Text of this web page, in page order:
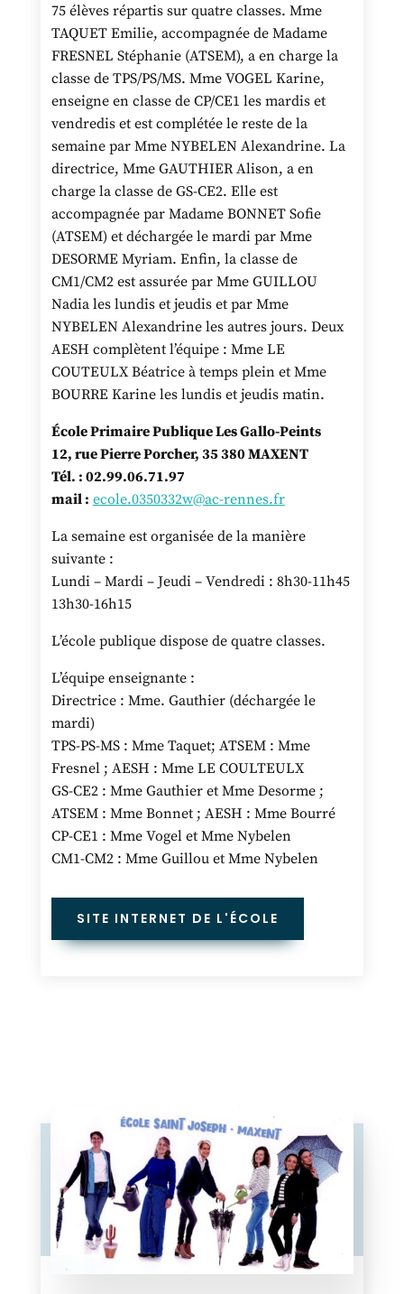
75 élèves répartis sur quatre classes. Mme
TAQUET Emilie, accompagnée de Madame
FRESNEL Stéphanie (ATSEM), a en charge la
classe de TPS/PS/MS. Mme VOGEL Karine,
enseigne en classe de CP/CE1 les mardis et
vendredis et est complétée le reste de la
semaine par Mme NYBELEN Alexandrine. La
directrice, Mme GAUTHIER Alison, a en
charge la classe de GS-CE2. Elle est
accompagnée par Madame BONNET Sofie
(ATSEM) et déchargée le mardi par Mme
DESORME Myriam. Enfin, la classe de
CM1/CM2 est assurée par Mme GUILLOU
Nadia les lundis et jeudis et par Mme
NYBELEN Alexandrine les autres jours. Deux
AESH complètent l’équipe : Mme LE
COUTEULX Béatrice à temps plein et Mme
BOURRE Karine les lundis et jeudis matin.
École Primaire Publique Les Gallo-Peints
12, rue Pierre Porcher, 35 380 MAXENT
Tél. : 02.99.06.71.97
mail : ecole.0350332w@ac-rennes.fr
La semaine est organisée de la manière
suivante :
Lundi – Mardi – Jeudi – Vendredi : 8h30-11h45
13h30-16h15
L’école publique dispose de quatre classes.
L’équipe enseignante :
Directrice : Mme. Gauthier (déchargée le
mardi)
TPS-PS-MS : Mme Taquet; ATSEM : Mme
Fresnel ; AESH : Mme LE COULTEULX
GS-CE2 : Mme Gauthier et Mme Desorme ;
ATSEM : Mme Bonnet ; AESH : Mme Bourré
CP-CE1 : Mme Vogel et Mme Nybelen
CM1-CM2 : Mme Guillou et Mme Nybelen
SITE INTERNET DE L'ÉCOLE